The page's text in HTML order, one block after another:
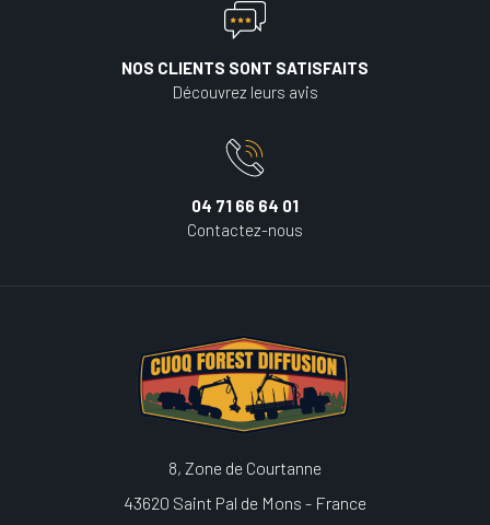
NOS CLIENTS SONT SATISFAITS
Découvrez leurs avis
04 71 66 64 01
Contactez-nous
8, Zone de Courtanne
43620 Saint Pal de Mons - France